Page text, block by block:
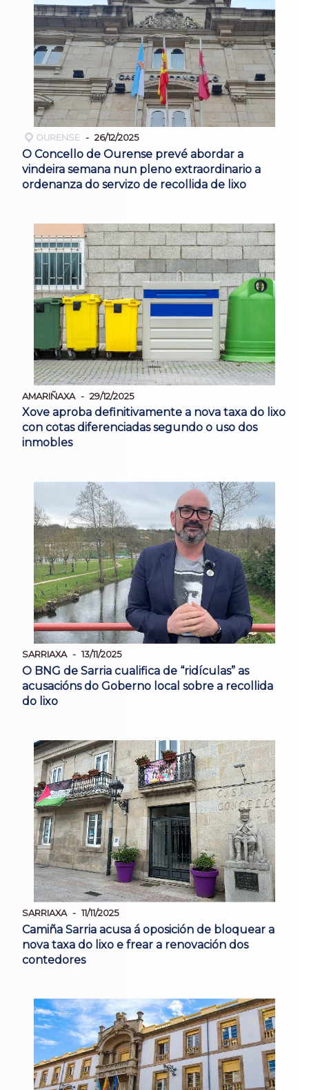
OURENSE 26/12/2025
O Concello de Ourense prevé abordar a
vindeira semana nun pleno extraordinario a
ordenanza do servizo de recollida de lixo
AMARIÑAXA 29/12/2025
Xove aproba definitivamente a nova taxa do lixo
con cotas diferenciadas segundo o uso dos
inmobles
SARRIAXA 13/11/2025
O BNG de Sarria cualifica de “ridículas” as
acusacións do Goberno local sobre a recollida
do lixo
SARRIAXA 11/11/2025
Camiña Sarria acusa á oposición de bloquear a
nova taxa do lixo e frear a renovación dos
contedores